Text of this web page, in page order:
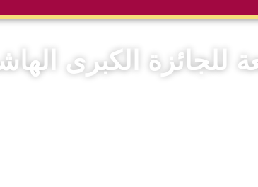
للجائزة الكبرى